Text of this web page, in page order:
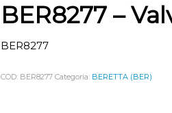
BER8277 –
BER8277
COD: BER8277 Categoria: BERETTA (BER)